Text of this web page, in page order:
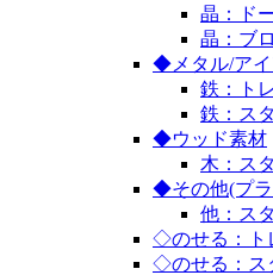
晶：ド
晶：ブ
◆メタル/ア
鉄：ト
鉄：ス
◆ウッド素材
木：ス
◆その他(プ
他：ス
◇のせる：ト
◇のせる：ス